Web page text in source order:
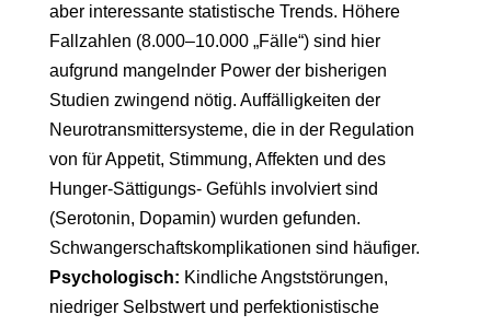
aber interessante statistische Trends. Höhere
Fallzahlen (8.000–10.000 „Fälle“) sind hier
aufgrund mangelnder Power der bisherigen
Studien zwingend nötig. Auffälligkeiten der
Neurotransmittersysteme, die in der Regulation
von für Appetit, Stimmung, Affekten und des
Hunger-Sättigungs- Gefühls involviert sind
(Serotonin, Dopamin) wurden gefunden.
Schwangerschaftskomplikationen sind häufiger.
Psychologisch: Kindliche Angststörungen,
niedriger Selbstwert und perfektionistische